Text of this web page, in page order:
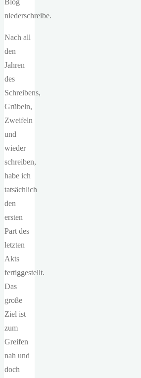
niederschreibe.
Nach all
den
Jahren
des
Schreibens,
Grübeln,
Zweifeln
und
wieder
schreiben,
habe ich
tatsächlich
den
ersten
Part des
letzten
Akts
fertiggestellt.
Das
große
Ziel ist
zum
Greifen
nah und
doch